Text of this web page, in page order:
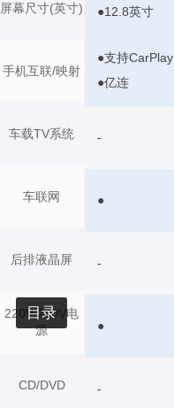
屏幕尺寸(英寸)
手机互联/映射
车载TV系统
车联网
后排液晶屏
220V/230V电
源
CD/DVD
●12.8英寸
●支持CarPlay
●亿连
-
●
-
●
-
目录